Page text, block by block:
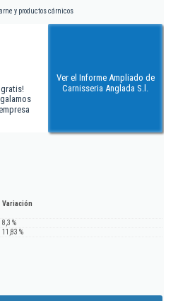
y productos cárnicos
gratis!
Ver el Informe Ampliado de
Carnisseria Anglada S.l.
Variación
8,3 %
11,83 %